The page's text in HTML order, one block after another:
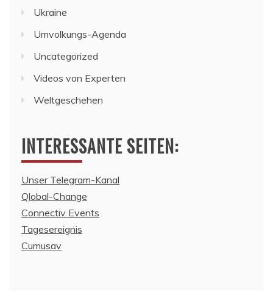
Ukraine
Umvolkungs-Agenda
Uncategorized
Videos von Experten
Weltgeschehen
INTERESSANTE SEITEN:
Unser Telegram-Kanal
Qlobal-Change
Connectiv Events
Tagesereignis
Cumusav